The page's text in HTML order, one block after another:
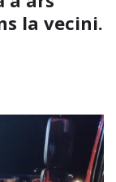
la vecini.